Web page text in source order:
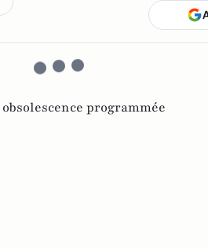
obsolescence programmée